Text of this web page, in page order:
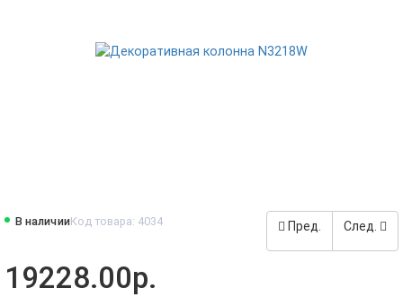
Пред. След.
В наличииКод товара: 4034
19228.00р.